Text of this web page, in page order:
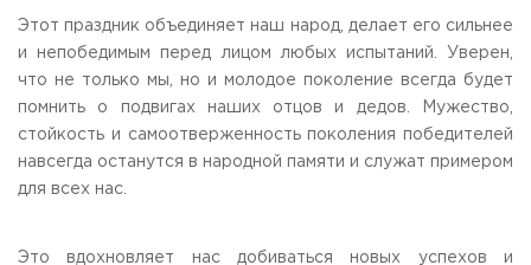
Competition of teaching staff
WORKING HOURS
Mo-th: from 09:00 to 18:00;
Fr: from 09:00 to 16:45;
Этот праздник объединяет наш народ, делает его сильнее
и непобедимым перед лицом любых испытаний. Уверен,
что не только мы, но и молодое поколение всегда будет
помнить о подвигах наших отцов и дедов. Мужество,
стойкость и самоотверженность поколения победителей
навсегда останутся в народной памяти и служат примером
для всех нас.
Это вдохновляет нас добиваться новых успехов и